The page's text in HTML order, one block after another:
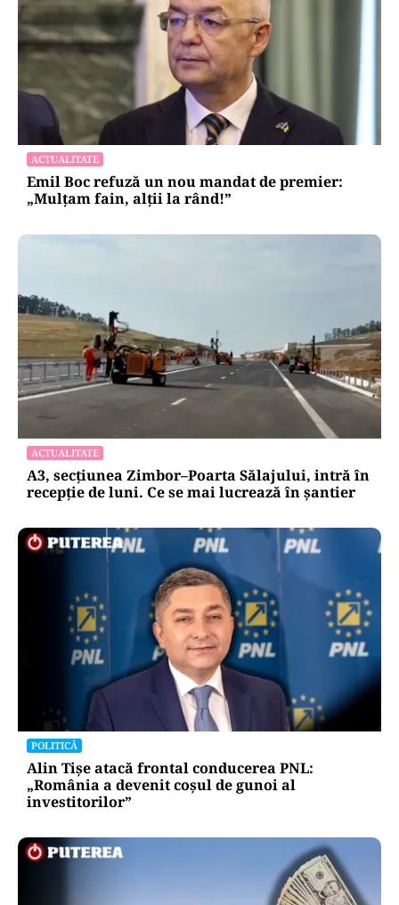
ACTUALITATE
Emil Boc refuză un nou mandat de premier:
„Mulțam fain, alții la rând!”
ACTUALITATE
A3, secțiunea Zimbor–Poarta Sălajului, intră în
recepție de luni. Ce se mai lucrează în șantier
POLITICĂ
Alin Tișe atacă frontal conducerea PNL:
„România a devenit coșul de gunoi al
investitorilor”